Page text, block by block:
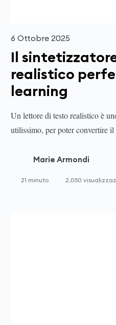
6 Ottobre 2025
Il
realistico
learning
Un lettore di testo realistico è
utilissimo, per poter convertire
Marie Armondi
21 minuto 2.050